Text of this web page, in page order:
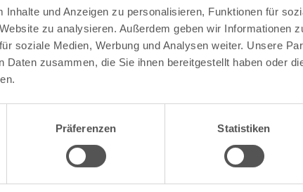
Inhalte und Anzeigen zu personalisieren, Funktionen für
zu analysieren. Außerdem geben wir Informationen
soziale Medien, Werbung und Analysen weiter. Unsere
Daten zusammen, die Sie ihnen bereitgestellt haben oder
Präferenzen Statistiken